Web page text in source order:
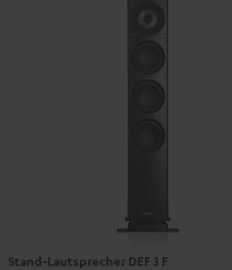
Stand-Lautsprecher DEF 3 F